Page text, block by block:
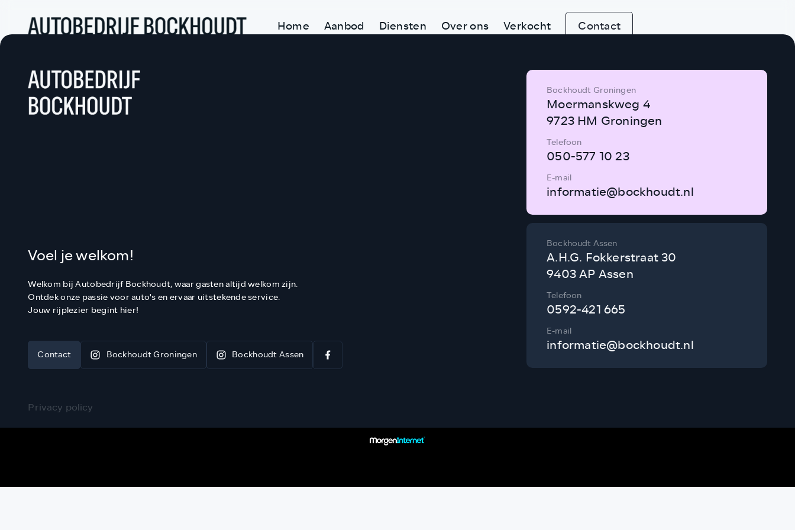
Home Aanbod Diensten Over ons Verkocht Contact
Voel je welkom!
Welkom bij Autobedrijf Bockhoudt, waar gasten altijd welkom zijn.
Ontdek onze passie voor auto's en ervaar uitstekende service.
Jouw rijplezier begint hier!
Contact Bockhoudt Groningen Bockhoudt Assen
Bockhoudt Groningen
Moermanskweg 4
9723 HM Groningen
Telefoon
050-577 10 23
E-mail
informatie@bockhoudt.nl
Bockhoudt Assen
A.H.G. Fokkerstraat 30
9403 AP Assen
Telefoon
0592-421 665
E-mail
informatie@bockhoudt.nl
Privacy policy